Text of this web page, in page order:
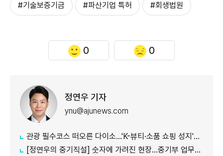
#기술보증기금 #파산기업 특허 #회생법원
0 0
정연우 기자
ynu@ajunews.com
관광 필수코스 떠오른 다이소...'K-뷰티·소품 쇼핑 성지'로 등극
[정연우의 중기직설] 숫자에 가려진 현장...중기부 업무보고의 그늘